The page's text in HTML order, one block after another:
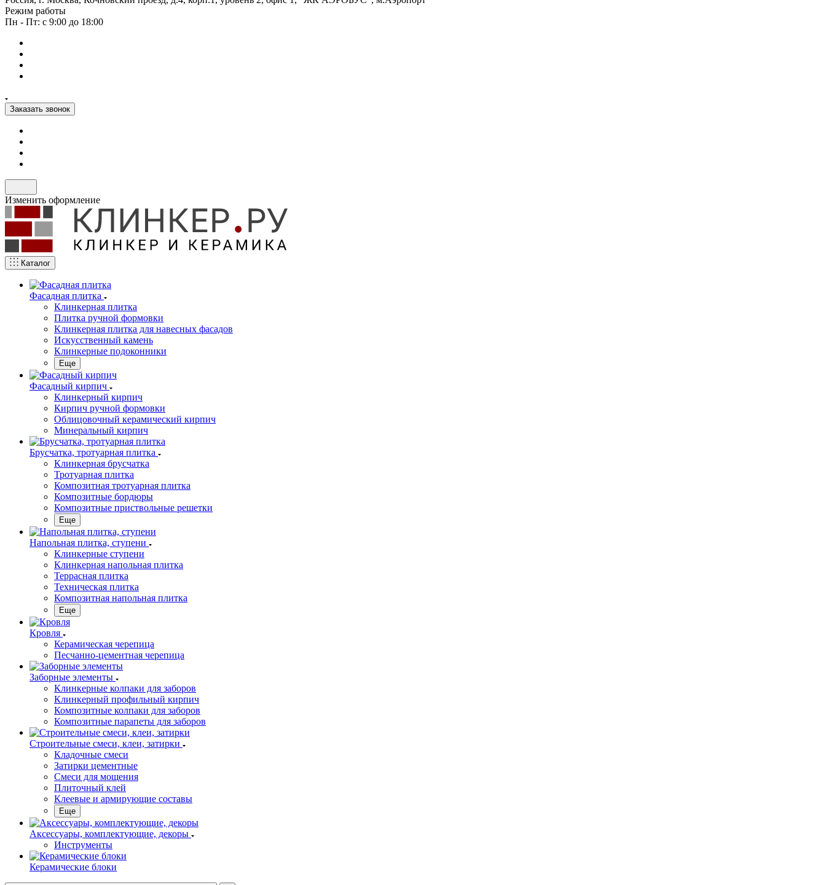
Режим работы
Пн - Пт: с 9:00 до 18:00
Заказать звонок
Изменить оформление
Каталог
Фасадная плитка
Клинкерная плитка
Плитка ручной формовки
Клинкерная плитка для навесных фасадов
Искусственный камень
Клинкерные подоконники
Еще
Фасадный кирпич
Клинкерный кирпич
Кирпич ручной формовки
Облицовочный керамический кирпич
Минеральный кирпич
Брусчатка, тротуарная плитка
Клинкерная брусчатка
Тротуарная плитка
Композитная тротуарная плитка
Композитные бордюры
Композитные приствольные решетки
Еще
Напольная плитка, ступени
Клинкерные ступени
Клинкерная напольная плитка
Террасная плитка
Техническая плитка
Композитная напольная плитка
Еще
Кровля
Керамическая черепица
Песчанно-цементная черепица
Заборные элементы
Клинкерные колпаки для заборов
Клинкерный профильный кирпич
Композитные колпаки для заборов
Композитные парапеты для заборов
Строительные смеси, клеи, затирки
Кладочные смеси
Затирки цементные
Смеси для мощения
Плиточный клей
Клеевые и армирующие составы
Еще
Аксессуары, комплектующие, декоры
Инструменты
Керамические блоки